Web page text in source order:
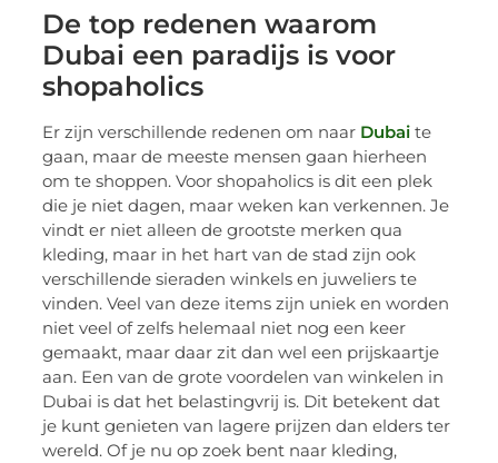
De top redenen waarom
Dubai een paradijs is voor
shopaholics
Er zijn verschillende redenen om naar Dubai te
gaan, maar de meeste mensen gaan hierheen
om te shoppen. Voor shopaholics is dit een plek
die je niet dagen, maar weken kan verkennen. Je
vindt er niet alleen de grootste merken qua
kleding, maar in het hart van de stad zijn ook
verschillende sieraden winkels en juweliers te
vinden. Veel van deze items zijn uniek en worden
niet veel of zelfs helemaal niet nog een keer
gemaakt, maar daar zit dan wel een prijskaartje
aan. Een van de grote voordelen van winkelen in
Dubai is dat het belastingvrij is. Dit betekent dat
je kunt genieten van lagere prijzen dan elders ter
wereld. Of je nu op zoek bent naar kleding,